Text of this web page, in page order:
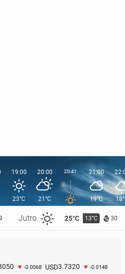
Jutro 25°C 13°C 30
19:00
23°C
20:00
21°C
20:41 21:00
19°C
-0.0068 USD3.7320 -0.0148